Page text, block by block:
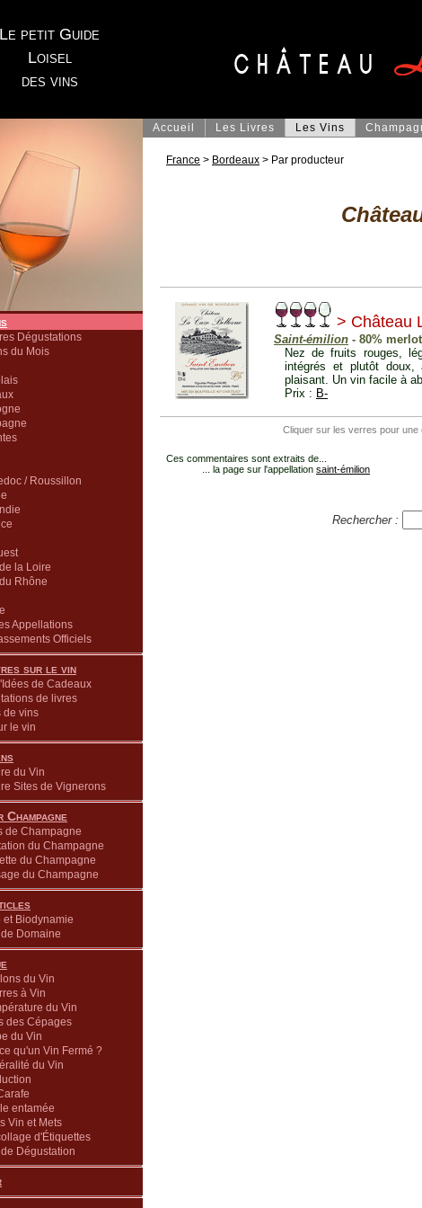
Le petit Guide
Loisel
des vins
Dégustations
du Mois
/ Roussillon
la Loire
Rhône
Appellations
Officiels
sur le vin
de Cadeaux
de livres
de vins
le vin
du Vin
Sites de Vignerons
Champagne
de Champagne
du Champagne
du Champagne
du Champagne
et Biodynamie
Domaine
du Vin
à Vin
du Vin
des Cépages
du Vin
qu'un Vin Fermé ?
du Vin
entamée
Vin et Mets
d'Étiquettes
Dégustation
Accueil Les Livres Les Vins
France > Bordeaux > Par producteur
> Château
Saint-émilion - 80%
Nez de fruits rouges,
intégrés et plutôt doux,
plaisant. Un vin facile à
Prix : B-
Cliquer sur les verres pour une
Ces commentaires sont extraits de...
... la page sur l'appellation saint-émilion
Rechercher :